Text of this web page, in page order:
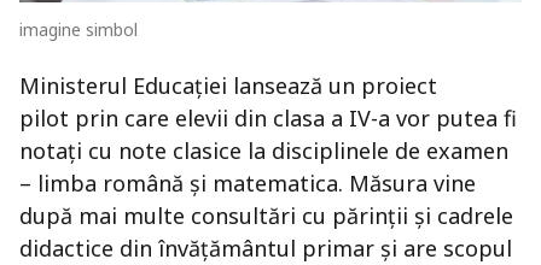
imagine simbol
Ministerul Educației lansează un proiect
pilot prin care elevii din clasa a IV-a vor putea fi
notați cu note clasice la disciplinele de examen
– limba română și matematica. Măsura vine
după mai multe consultări cu părinții și cadrele
didactice din învățământul primar și are scopul